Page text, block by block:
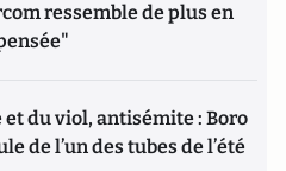
ressemble de plus en
du viol, antisémite : Boro
de l’un des tubes de l’été